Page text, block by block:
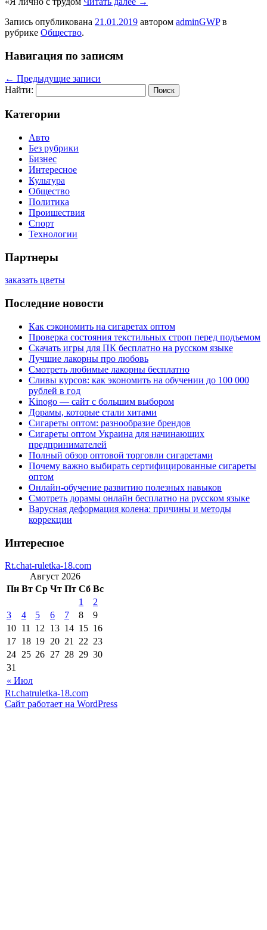
Запись опубликована 21.01.2019 автором adminGWPв
рубрике Общество.
Навигация по записям
← Предыдущие записи
Найти:
Категории
Авто
Без рубрики
Бизнес
Интересное
Культура
Общество
Политика
Проишествия
Спорт
Технологии
Партнеры
заказать цветы
Последние новости
Как сэкономить на сигаретах оптом
Проверка состояния текстильных строп перед подъемом
Скачать игры для ПК бесплатно на русском языке
Лучшие лакорны про любовь
Смотреть любимые лакорны бесплатно
Сливы курсов: как экономить на обучении до 100 000
рублей в год
Kinogo — сайт с большим выбором
Дорамы, которые стали хитами
Сигареты оптом: разнообразие брендов
Сигареты оптом Украина для начинающих
предпринимателей
Полный обзор оптовой торговли сигаретами
Почему важно выбирать сертифицированные сигареты
оптом
Онлайн-обучение развитию полезных навыков
Смотреть дорамы онлайн бесплатно на русском языке
Варусная деформация колена: причины и методы
коррекции
Интересное
Rt.chat-ruletka-18.com
Август 2026
Пн Вт Ср Чт Пт Сб Вс
« Июл
1
2
3
4 5 6 7 8
9
10 11 12 13 14 15 16
17 18 19 20 21 22 23
24 25 26 27 28 29 30
31
Rt.chatruletka-18.com
Сайт работает на WordPress